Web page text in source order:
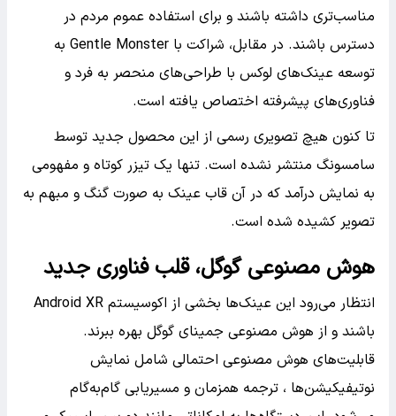
مناسب‌تری داشته باشند و برای استفاده عموم مردم در
دسترس باشند. در مقابل، شراکت با Gentle Monster به
توسعه عینک‌های لوکس با طراحی‌های منحصر به فرد و
فناوری‌های پیشرفته اختصاص یافته است.
تا کنون هیچ تصویری رسمی از این محصول جدید توسط
سامسونگ منتشر نشده است. تنها یک تیزر کوتاه و مفهومی
به نمایش درآمد که در آن قاب عینک به صورت گنگ و مبهم به
تصویر کشیده شده است.
هوش مصنوعی گوگل، قلب فناوری جدید
انتظار می‌رود این عینک‌ها بخشی از اکوسیستم Android XR
باشند و از هوش مصنوعی جمینای گوگل بهره ببرند.
قابلیت‌های هوش مصنوعی احتمالی شامل نمایش
نوتیفیکیشن‌ها ، ترجمه همزمان و مسیریابی گام‌به‌گام